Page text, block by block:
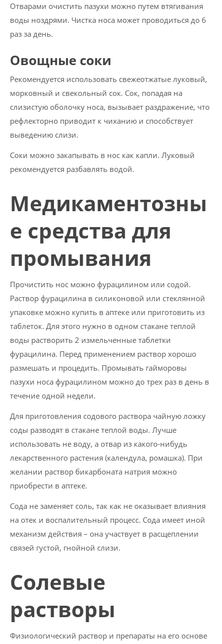
Отварами очистить пазухи можно путем втягивания
воды ноздрями. Чистка носа может проводиться до 6
раз за день.
Овощные соки
Рекомендуется использовать свежеотжатые луковый,
морковный и свекольный сок. Сок, попадая на
слизистую оболочку носа, вызывает раздражение, что
рефлекторно приводит к чиханию и способствует
выведению слизи.
Соки можно закапывать в нос как капли. Луковый
рекомендуется разбавлять водой.
Медикаментозны
е средства для
промывания
Прочистить нос можно фурацилином или содой.
Раствор фурацилина в силиконовой или стеклянной
упаковке можно купить в аптеке или приготовить из
таблеток. Для этого нужно в одном стакане теплой
воды растворить 2 измельченные таблетки
фурацилина. Перед применением раствор хорошо
размешать и процедить. Промывать гайморовы
пазухи носа фурацилином можно до трех раз в день в
течение одной недели.
Для приготовления содового раствора чайную ложку
соды разводят в стакане теплой воды. Лучше
использовать не воду, а отвар из какого-нибудь
лекарственного растения (календула, ромашка). При
желании раствор бикарбоната натрия можно
приобрести в аптеке.
Сода не заменяет соль, так как не оказывает влияния
на отек и воспалительный процесс. Сода имеет иной
механизм действия – она участвует в расщеплении
связей густой, гнойной слизи.
Солевые
растворы
Физиологический раствор и препараты на его основе